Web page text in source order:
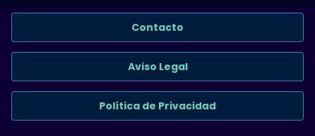
Contacto
Aviso Legal
Política de Privacidad